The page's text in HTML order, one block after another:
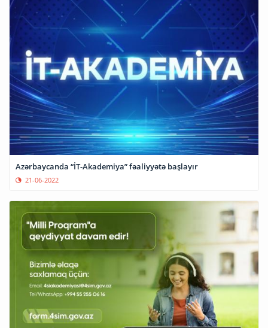
Azərbaycanda “İT-Akademiya” fəaliyyətə başlayır
21-06-2022